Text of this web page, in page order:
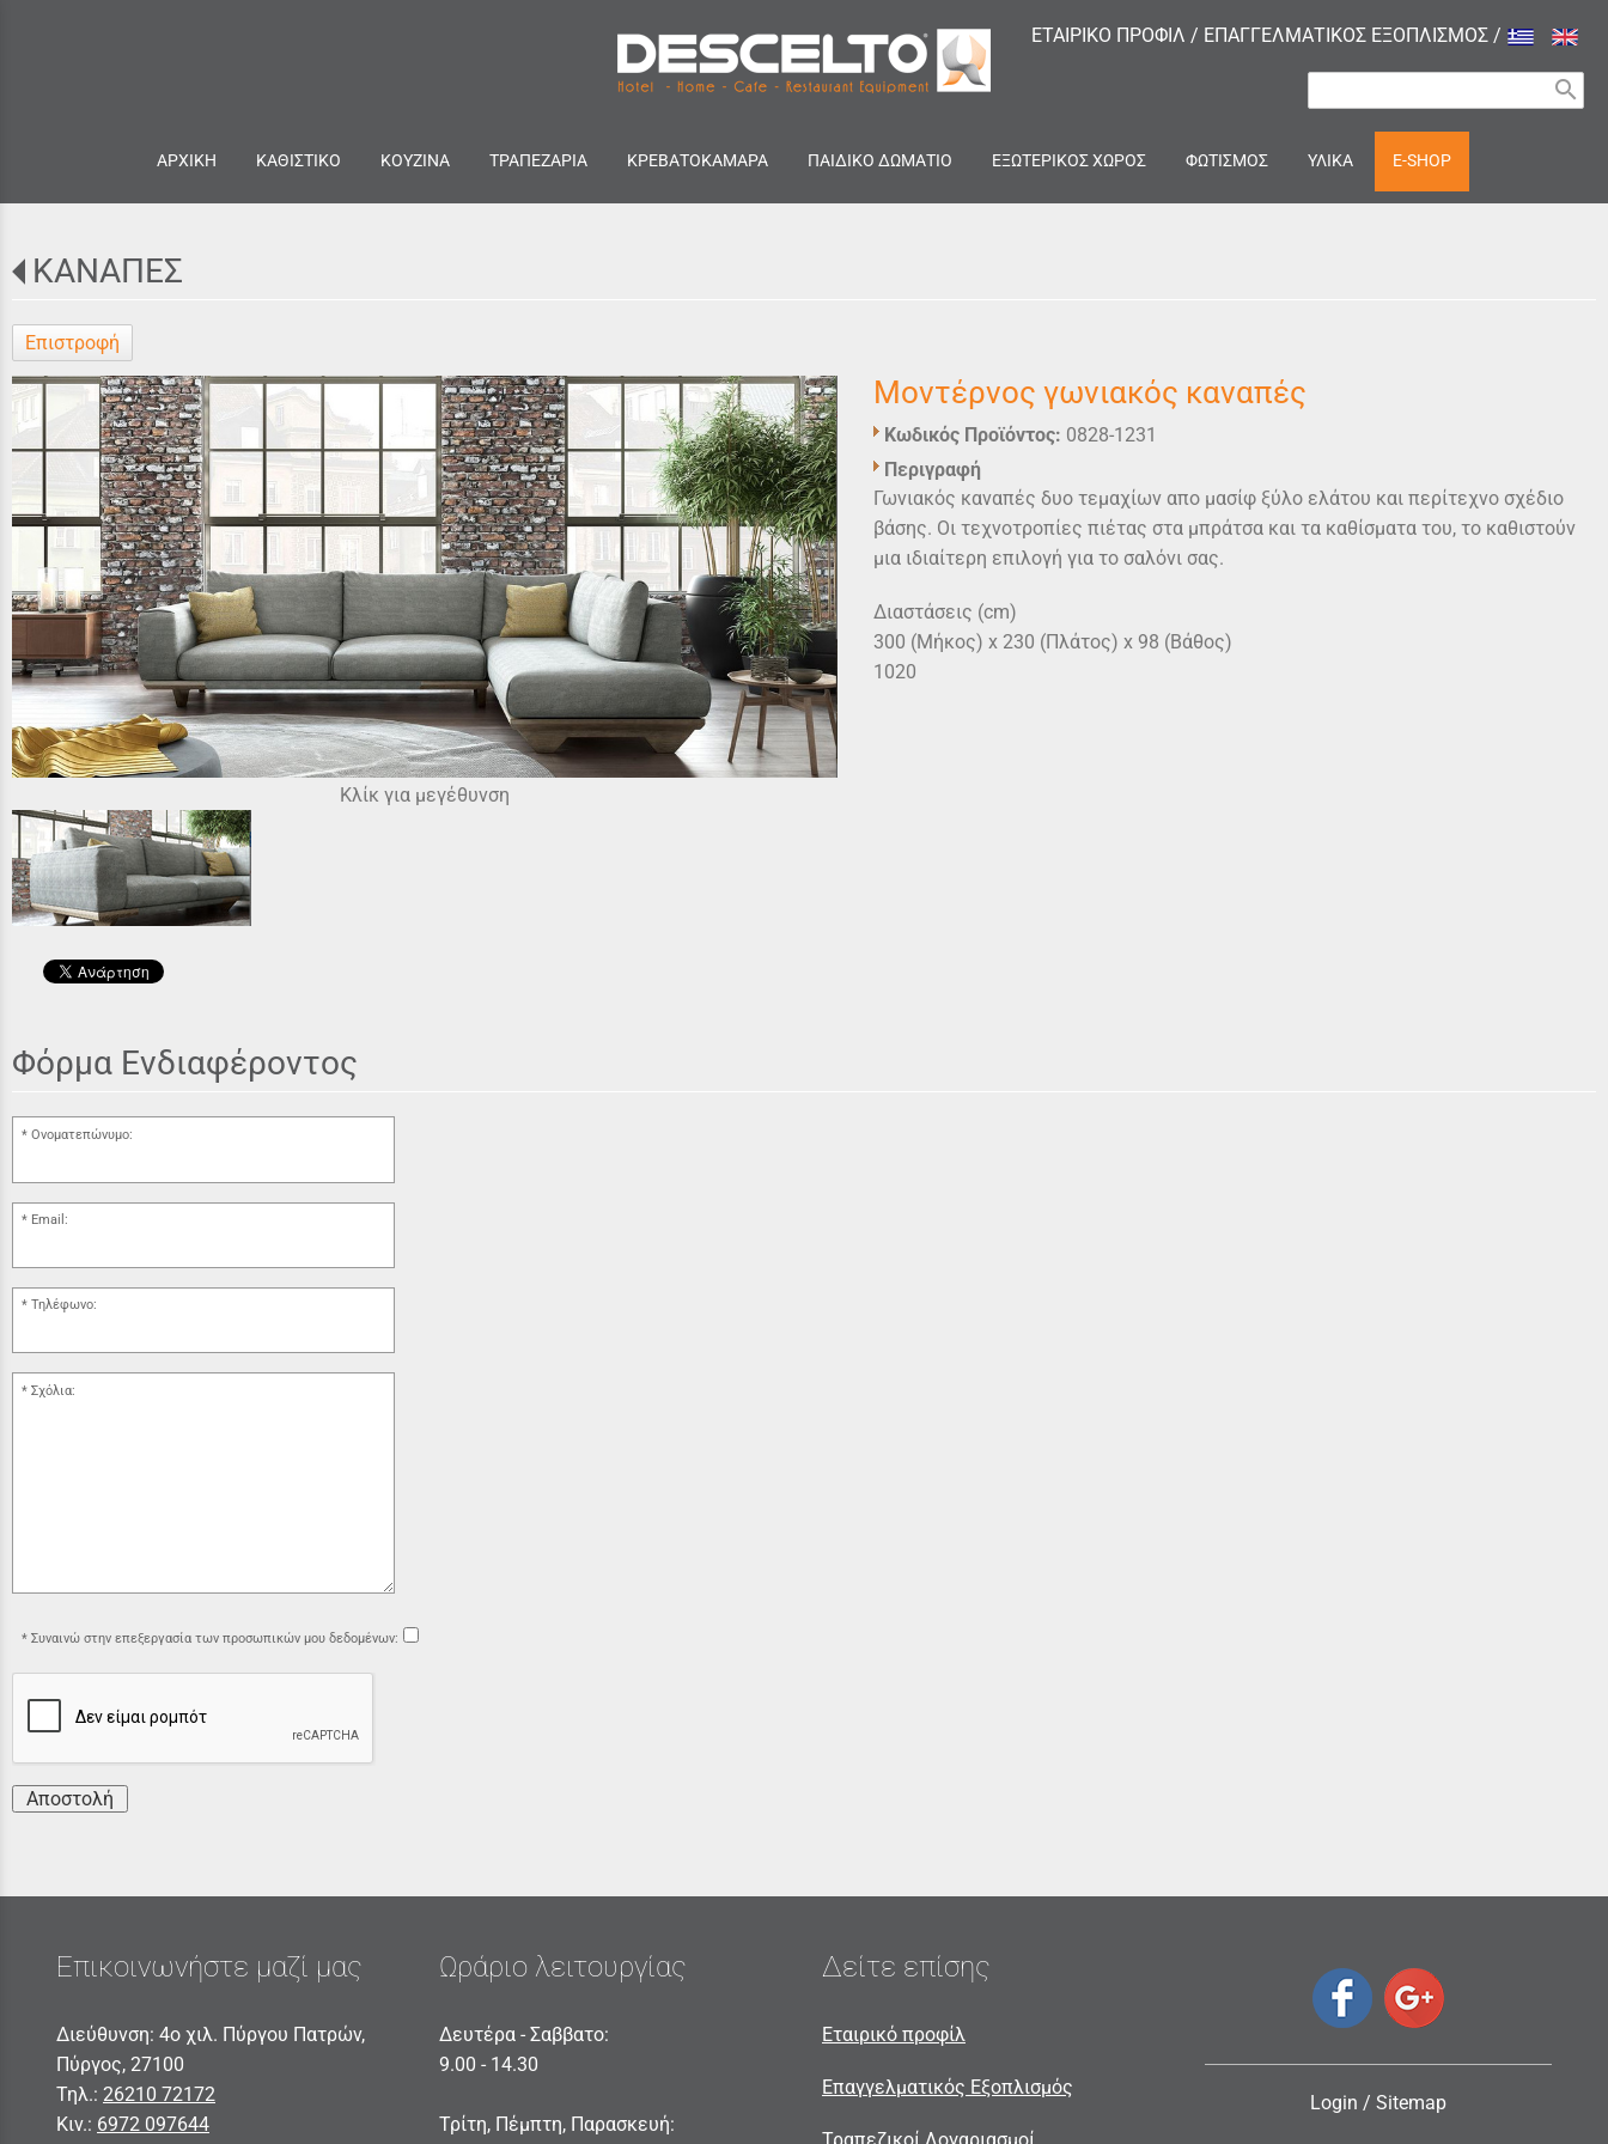
ΕΤΑΙΡΙΚΟ ΠΡΟΦΙΛ / ΕΠΑΓΓΕΛΜΑΤΙΚΟΣ ΕΞΟΠΛΙΣΜΟΣ /
search
ΑΡΧΙΚΗ ΚΑΘΙΣΤΙΚΟ ΚΟΥΖΙΝΑ ΤΡΑΠΕΖΑΡΙΑ ΚΡΕΒΑΤΟΚΑΜΑΡΑ ΠΑΙΔΙΚΟ ΔΩΜΑΤΙΟ ΕΞΩΤΕΡΙΚΟΣ ΧΩΡΟΣ ΦΩΤΙΣΜΟΣ ΥΛΙΚΑ E-SHOP
ΚΑΝΑΠΕΣ
Επιστροφή
Κλίκ για μεγέθυνση
Μοντέρνος γωνιακός καναπές
Κωδικός Προϊόντος: 0828-1231
Περιγραφή
Γωνιακός καναπές δυο τεμαχίων απο μασίφ ξύλο ελάτου και περίτεχνο σχέδιο
βάσης. Οι τεχνοτροπίες πιέτας στα μπράτσα και τα καθίσματα του, το καθιστούν
μια ιδιαίτερη επιλογή για το σαλόνι σας.
Διαστάσεις (cm)
300 (Μήκος) x 230 (Πλάτος) x 98 (Βάθος)
1020
Φόρμα Ενδιαφέροντος
Ονοματεπώνυμο:
Email:
Τηλέφωνο:
Σχόλια:
Συναινώ στην επεξεργασία των προσωπικών μου δεδομένων:
Αποστολή
Επικοινωνήστε μαζί μας
Διεύθυνση: 4ο χιλ. Πύργου Πατρών,
Πύργος, 27100
Τηλ.: 26210 72172
Κιν.: 6972 097644
Ωράριο λειτουργίας
Δευτέρα - Σαββατο:
9.00 - 14.30
Τρίτη, Πέμπτη, Παρασκευή:
Δείτε επίσης
Εταιρικό προφίλ
Επαγγελματικός Εξοπλισμός
Login / Sitemap